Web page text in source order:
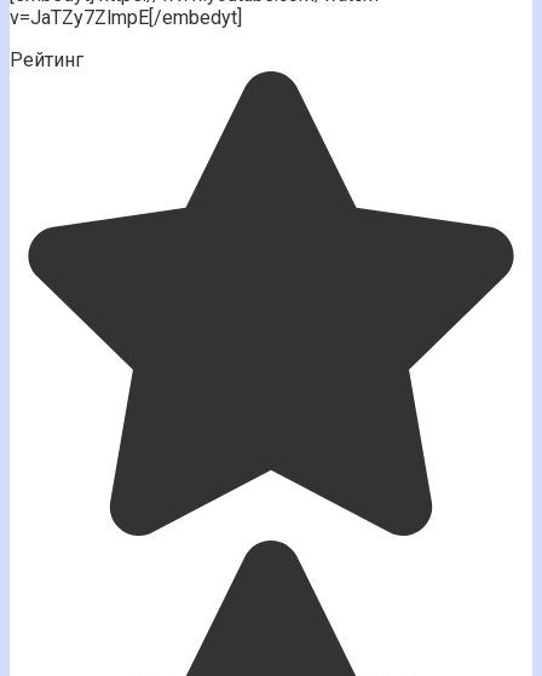
v=JaTZy7ZlmpE[/embedyt]
Рейтинг